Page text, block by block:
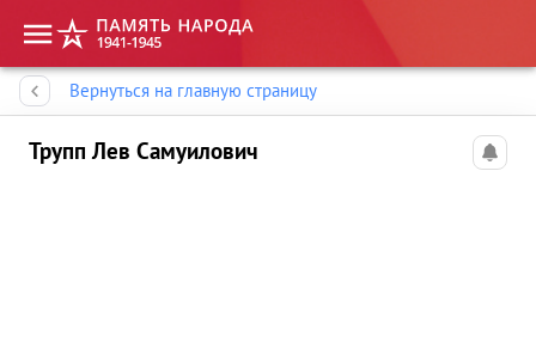
Вернуться на главную страницу
Трупп Лев Самуилович
Память народа